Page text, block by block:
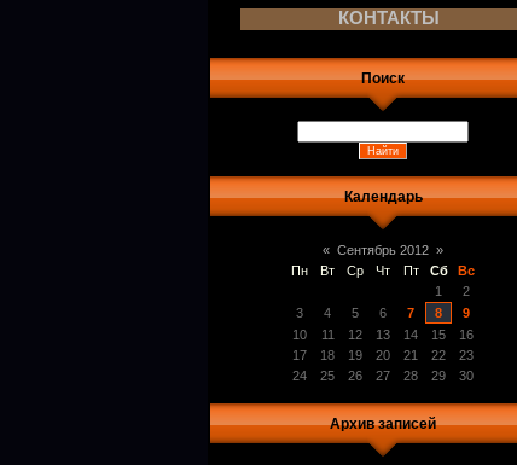
КОНТАКТЫ
Поиск
Календарь
« Сентябрь 2012 »
Пн
Вт Ср Чт Пт Сб
Вс
1
2
3
4 5 6 7 8
9
10
11 12 13 14 15
16
17
18 19 20 21 22
23
24
25 26 27 28 29 30
Архив записей